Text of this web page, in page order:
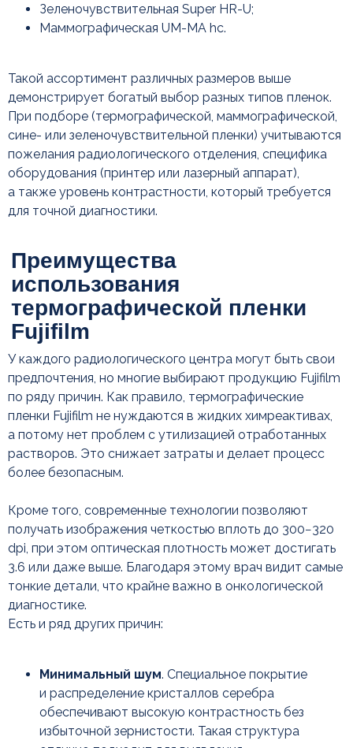
Зеленочувствительная Super HR-U;
Маммографическая UM-MA hc.
Такой ассортимент различных размеров выше
демонстрирует богатый выбор разных типов пленок.
При подборе (термографической, маммографической,
сине- или зеленочувствительной пленки) учитываются
пожелания радиологического отделения, специфика
оборудования (принтер или лазерный аппарат),
а также уровень контрастности, который требуется
для точной диагностики.
У каждого радиологического центра могут быть свои
предпочтения, но многие выбирают продукцию Fujifilm
по ряду причин. Как правило, термографические
пленки Fujifilm не нуждаются в жидких химреактивах,
а потому нет проблем с утилизацией отработанных
растворов. Это снижает затраты и делает процесс
более безопасным.
Кроме того, современные технологии позволяют
получать изображения четкостью вплоть до 300−320
dpi, при этом оптическая плотность может достигать
3.6 или даже выше. Благодаря этому врач видит самые
тонкие детали, что крайне важно в онкологической
диагностике.
Есть и ряд других причин:
Минимальный шум. Специальное покрытие
и распределение кристаллов серебра
обеспечивают высокую контрастность без
избыточной зернистости. Такая структура
Совместимость
с оборудованием